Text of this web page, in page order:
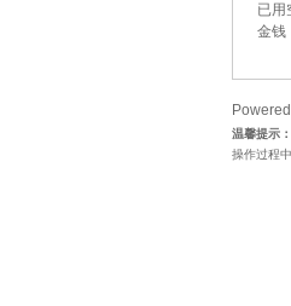
咨
已用
金钱
温馨提示：
操作过程